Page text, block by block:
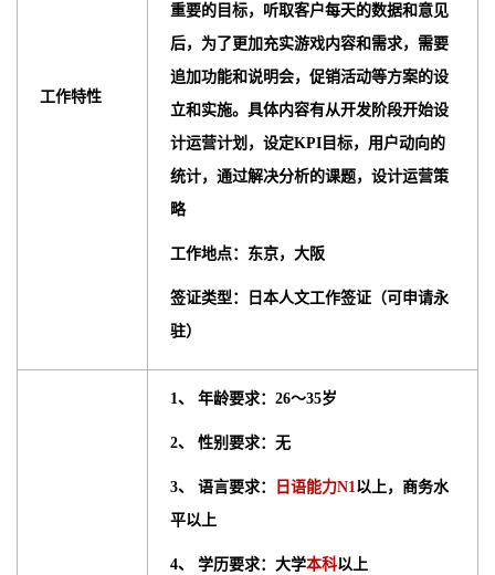
工作特性
重要的目标，听取客户每天的数据和意见
后，为了更加充实游戏内容和需求，需要
追加功能和说明会，促销活动等方案的设
立和实施。具体内容有从开发阶段开始设
计运营计划，设定KPI目标，用户动向的
统计，通过解决分析的课题，设计运营策
略
工作地点：东京，大阪
签证类型：日本人文工作签证（可申请永
驻）
1、 年龄要求：26～35岁
2、 性别要求：无
3、 语言要求： 日语能力N1以上，商务水
平以上
4、 学历要求：大学本科以上